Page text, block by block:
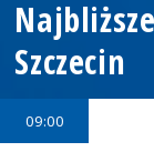
Szczecin
09:00